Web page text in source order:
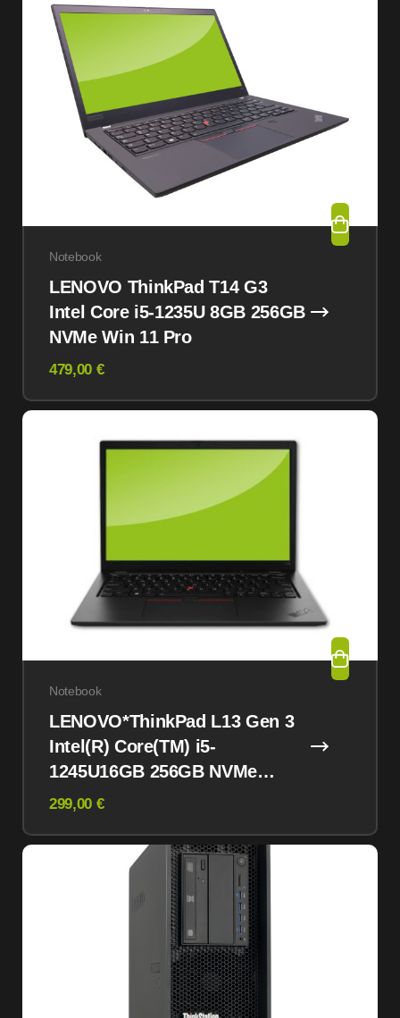
Notebook
LENOVO ThinkPad T14 G3
Intel Core i5-1235U 8GB 256GB
NVMe Win 11 Pro
479,00 €
Notebook
LENOVO*ThinkPad L13 Gen 3
Intel(R) Core(TM) i5-
1245U16GB 256GB NVMe
Win11 Pro
299,00 €